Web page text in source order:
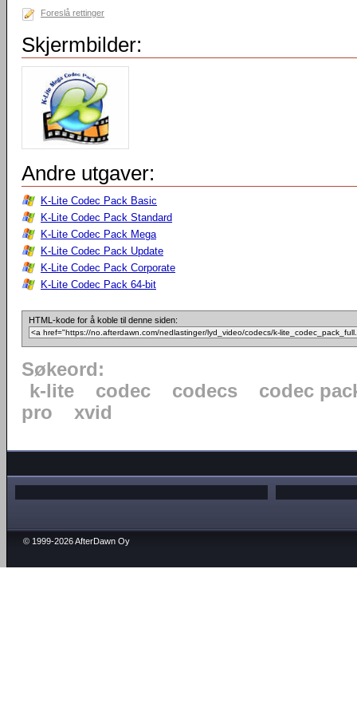
Foreslå rettinger
Skjermbilder:
Andre utgaver:
K-Lite Codec Pack Basic
K-Lite Codec Pack Standard
K-Lite Codec Pack Mega
K-Lite Codec Pack Update
K-Lite Codec Pack Corporate
K-Lite Codec Pack 64-bit
HTML-kode for å koble til denne siden:
Søkeord:
k-lite
codec codecs
codec
pro
xvid
© 1999-2026 AfterDawn Oy